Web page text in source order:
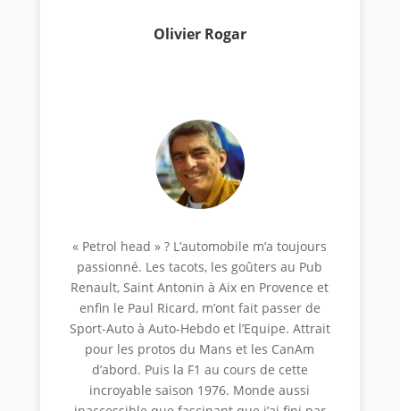
Olivier Rogar
« Petrol head » ? L’automobile m’a toujours
passionné. Les tacots, les goûters au Pub
Renault, Saint Antonin à Aix en Provence et
enfin le Paul Ricard, m’ont fait passer de
Sport-Auto à Auto-Hebdo et l’Equipe. Attrait
pour les protos du Mans et les CanAm
d’abord. Puis la F1 au cours de cette
incroyable saison 1976. Monde aussi